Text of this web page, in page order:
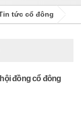
tức cổ đông
đồng cổ đông